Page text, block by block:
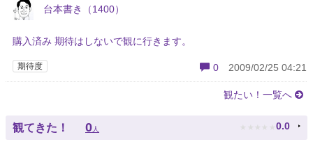
台本書き（1400）
購入済み 期待はしないで観に行きます。
期待度 0 2009/02/25 04:21
観たい！一覧へ
観てきた！ 0 人 ★ ★ ★ ★ ★ 0.0